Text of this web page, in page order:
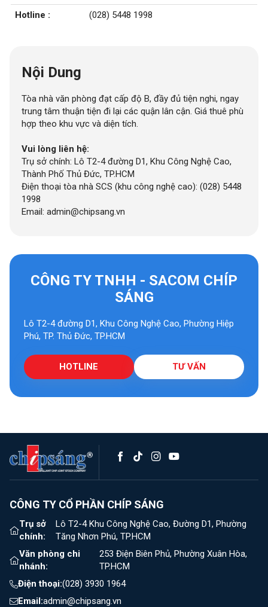
Hotline :
(028) 5448 1998
Nội Dung
Tòa nhà văn phòng đạt cấp độ B, đầy đủ tiện nghi, ngay
trung tâm thuận tiện đi lại các quận lân cận. Giá thuê phù
hợp theo khu vực và diện tích.
Vui lòng liên hệ:
Trụ sở chính: Lô T2-4 đường D1, Khu Công Nghệ Cao,
Thành Phố Thủ Đức, TP.HCM
Điện thoại tòa nhà SCS (khu công nghệ cao): (028) 5448
1998
Email: admin@chipsang.vn
CÔNG TY TNHH - SACOM CHÍP
SÁNG
Lô T2-4 đường D1, Khu Công Nghệ Cao, Phường Hiệp
Phú, TP. Thủ Đức, TP.HCM
HOTLINE TƯ VẤN
CÔNG TY CỔ PHẦN CHÍP SÁNG
Trụ sở
chính:
Lô T2-4 Khu Công Nghệ Cao, Đường D1, Phường
Tăng Nhơn Phú, TP.HCM
Văn phòng chi
nhánh:
253 Điện Biên Phủ, Phường Xuân Hòa,
TP.HCM
Điện thoại:(028) 3930 1964
Email:admin@chipsang.vn